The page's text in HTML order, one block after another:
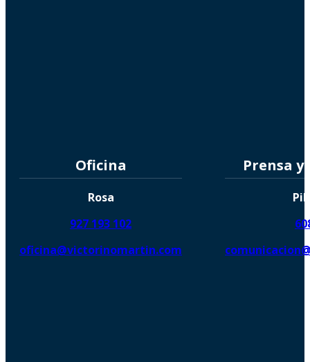
Oficina
Rosa
927 193 102
oficina@victorinomartin.com
Prensa